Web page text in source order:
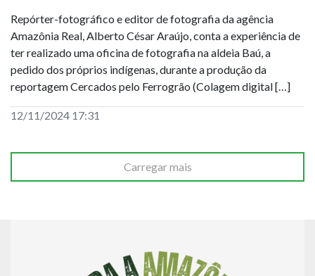
Repórter-fotográfico e editor de fotografia da agência
Amazônia Real, Alberto César Araújo, conta a experiência de
ter realizado uma oficina de fotografia na aldeia Baú, a
pedido dos próprios indígenas, durante a produção da
reportagem Cercados pelo Ferrogrão (Colagem digital […]
12/11/2024 17:31
Carregar mais